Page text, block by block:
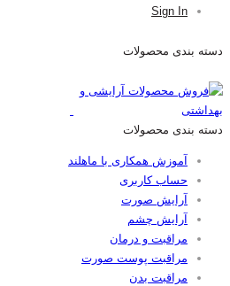
Sign In
دسته بندی محصولات
دسته بندی محصولات
آموزش همکاری با ماهلند
حساب کاربری
آرایش صورت
آرایش چشم
مراقبت و درمان
مراقبت پوست صورت
مراقبت بدن